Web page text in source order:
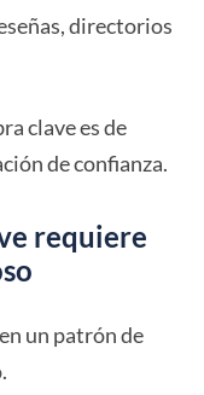
directorios
clave es de
de confianza.
requiere
un patrón de